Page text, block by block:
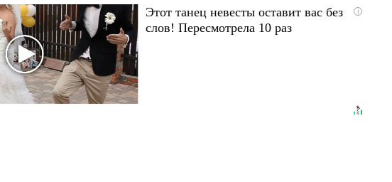
i
Этот танец невесты оставит вас без
слов! Пересмотрела 10 раз